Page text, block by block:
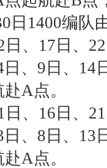
日 1400编队
日、 17 日、 22
日、 9 日、 14
赴A点。
日、 16 日、 21
日、 8 日、 13
赴A点。